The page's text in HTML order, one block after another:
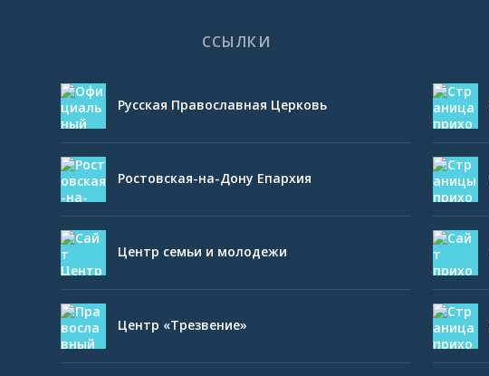
ССЫЛКИ
Русская Православная Церковь
Ростовская-на-Дону Епархия
Центр семьи и молодежи
Центр «Трезвение»